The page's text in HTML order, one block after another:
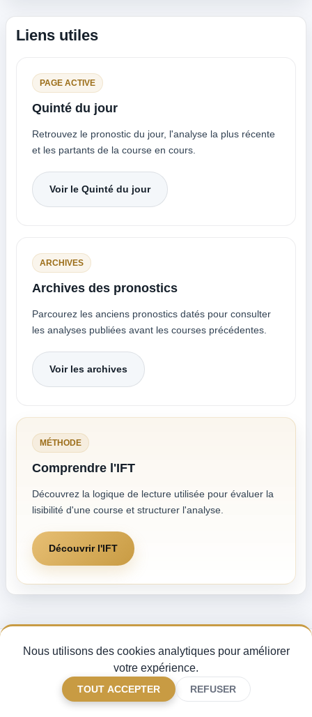
Liens utiles
PAGE ACTIVE
Quinté du jour
Retrouvez le pronostic du jour, l'analyse la plus récente
et les partants de la course en cours.
Voir le Quinté du jour
ARCHIVES
Archives des pronostics
Parcourez les anciens pronostics datés pour consulter
les analyses publiées avant les courses précédentes.
Voir les archives
MÉTHODE
Comprendre l'IFT
Découvrez la logique de lecture utilisée pour évaluer la
lisibilité d'une course et structurer l'analyse.
Découvrir l'IFT
Pronostics Quinté du jour, analyse des partants et indice de fiabilité turf —
pour miser avec méthode sur les courses PMU.
Gérer mes cookies
2026 Quinturf
Nous utilisons des cookies analytiques pour améliorer
votre expérience.
TOUT ACCEPTER REFUSER